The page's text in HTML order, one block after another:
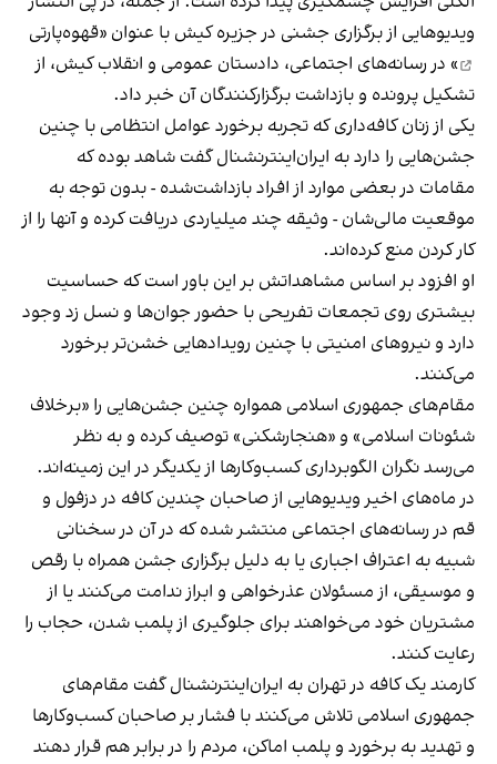
ویدیوهایی از برگزاری جشنی در جزیره کیش با عنوان «قهوه‌پارتی
» در رسانه‌های اجتماعی، دادستان عمومی و انقلاب کیش، از
تشکیل پرونده و بازداشت برگزارکنندگان آن خبر داد.
یکی از زنان کافه‌داری که تجربه برخورد عوامل انتظامی با چنین
جشن‌هایی را دارد به ایران‌اینترنشنال گفت شاهد بوده که
مقامات در بعضی موارد از افراد بازداشت‌‌شده - بدون توجه به
موقعیت مالی‌شان - وثیقه چند میلیاردی دریافت کرده و آنها را از
کار کردن منع کرده‌اند.
او افزود بر اساس مشاهداتش بر این باور است که حساسیت
بیشتری روی تجمعات تفریحی با حضور جوان‌ها و نسل زد وجود
دارد و نیروهای امنیتی با چنین رویدادهایی خشن‌تر برخورد
می‌کنند.
مقام‌های جمهوری اسلامی همواره چنین جشن‌هایی را «برخلاف
شئونات اسلامی» و «هنجارشکنی» توصیف کرده و به نظر
می‌رسد نگران الگوبرداری کسب‌وکارها از یکدیگر در این زمینه‌اند.
در ماه‌های اخیر ویدیوهایی از صاحبان چندین کافه در دزفول و
قم در رسانه‌های اجتماعی منتشر شده که در آن در سخنانی
شبیه به اعتراف اجباری یا به دلیل برگزاری جشن همراه با رقص
و موسیقی، از مسئولان عذرخواهی و ابراز ندامت می‌کنند یا از
مشتریان خود می‌خواهند برای جلوگیری از پلمب شدن، حجاب را
رعایت کنند.
کارمند یک کافه در تهران به ایران‌اینترنشنال گفت مقام‌های
جمهوری اسلامی تلاش می‌کنند با فشار بر صاحبان کسب‌وکارها
و تهدید به برخورد و پلمب اماکن، مردم را در برابر هم قرار دهند